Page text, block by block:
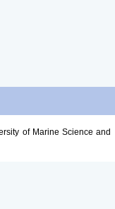
of Marine Science and